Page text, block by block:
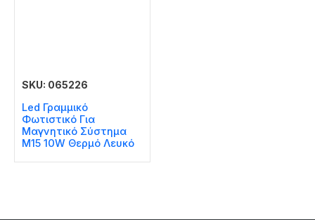
SKU: 065226
Led Γραμμικό
Φωτιστικό Για
Μαγνητικό Σύστημα
Μ15 10W Θερμό Λευκό